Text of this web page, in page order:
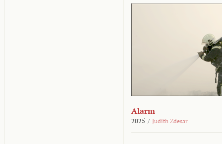
Alarm
2025 / Judith Zdesar